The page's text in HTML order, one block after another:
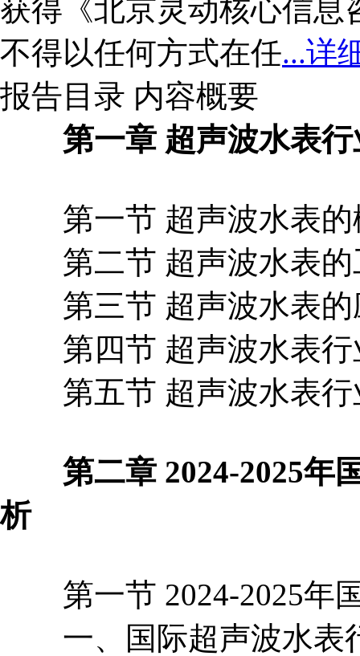
获得《北京灵动核心信息
不得以任何方式在任...详
报告目录 内容概要
第一章 超声波水表行
第一节 超声波水表的
第二节 超声波水表的
第三节 超声波水表的
第四节 超声波水表行
第五节 超声波水表行
第二章 2024-2025年
析
第一节 2024-2025年
一、国际超声波水表